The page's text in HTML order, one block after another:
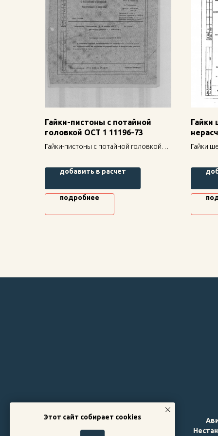
Гайки-пистоны с потайной
головкой ОСТ 1 11196-73
Гайки-пистоны с потайной головкой
крепление для строительных
конструкций, высокая прочность и
долговечность.
добавить в расчет
подробнее
Гайки
Гайки
80 —
Этот сайт собирает cookies